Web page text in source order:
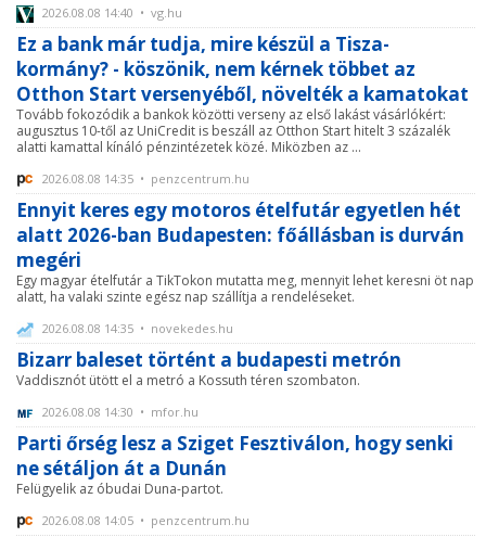
2026.08.08 14:40 • vg.hu
Ez a bank már tudja, mire készül a Tisza-
kormány? - köszönik, nem kérnek többet az
Otthon Start versenyéből, növelték a kamatokat
Tovább fokozódik a bankok közötti verseny az első lakást vásárlókért:
augusztus 10-től az UniCredit is beszáll az Otthon Start hitelt 3 százalék
alatti kamattal kínáló pénzintézetek közé. Miközben az ...
2026.08.08 14:35 • penzcentrum.hu
Ennyit keres egy motoros ételfutár egyetlen hét
alatt 2026-ban Budapesten: főállásban is durván
megéri
Egy magyar ételfutár a TikTokon mutatta meg, mennyit lehet keresni öt nap
alatt, ha valaki szinte egész nap szállítja a rendeléseket.
2026.08.08 14:35 • novekedes.hu
Bizarr baleset történt a budapesti metrón
Vaddisznót ütött el a metró a Kossuth téren szombaton.
2026.08.08 14:30 • mfor.hu
Parti őrség lesz a Sziget Fesztiválon, hogy senki
ne sétáljon át a Dunán
Felügyelik az óbudai Duna-partot.
2026.08.08 14:05 • penzcentrum.hu